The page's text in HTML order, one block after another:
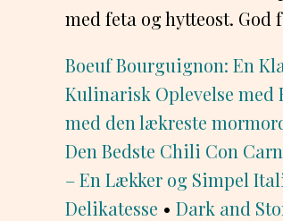
med feta og hytteost.
Boeuf Bourguignon: En
Kulinarisk Oplevelse
med den lækreste
Den Bedste Chili Con
– En Lækker og Simpel
Delikatesse • Dark and